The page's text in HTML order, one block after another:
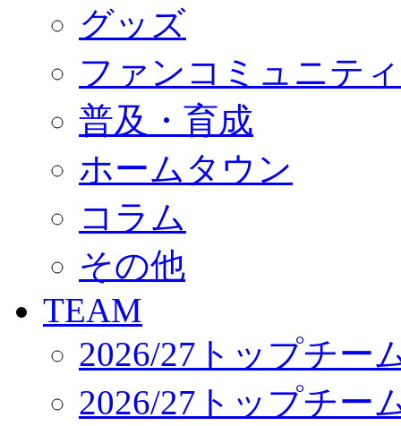
オンラインストア
ACADEMY
アカデミーについて
プロジェクト
コーチ&スタッフ
ジュニア
ジュニアユース
ユース
練習拠点（ナラディーア）
SCHOOL
2026/27 パートナー企業
パートナー募集
クラブ情報
サステナビリティ
Web制作支援
応援プロジェクト
グッズ
ファンコミュニティ
普及・育成
ホームタウン
コラム
その他
TEAM
2026/27トップチー
2026/27トップチー